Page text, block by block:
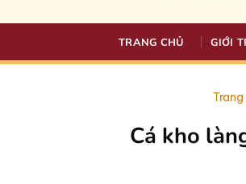
TRANG CHỦ GIỚI
Cá kho